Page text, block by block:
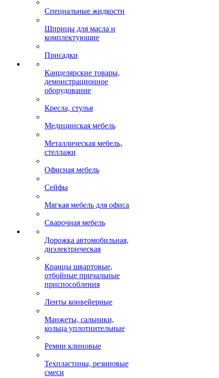
Специальные жидкости
Шприцы для масла и
комплектующие
Присадки
Канцелярские товары,
демонстрационное
оборудование
Кресла, стулья
Медицинская мебель
Металлическая мебель,
стеллажи
Офисная мебель
Сейфы
Мягкая мебель для офиса
Сварочная мебель
Дорожка автомобильная,
диэлектрическая
Кранцы швартовые,
отбойные причальные
приспособления
Ленты конвейерные
Манжеты, сальники,
кольца уплотнительные
Ремни клиновые
Техпластины, резиновые
смеси